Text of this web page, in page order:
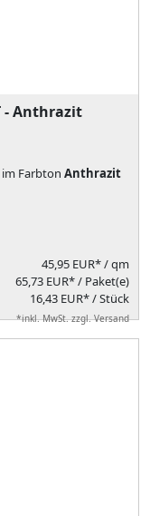
- Anthrazit
im Farbton Anthrazit
45,95 EUR*/ qm
65,73 EUR* / Paket(e)
16,43 EUR* / Stück
*inkl. MwSt. zzgl. Versand